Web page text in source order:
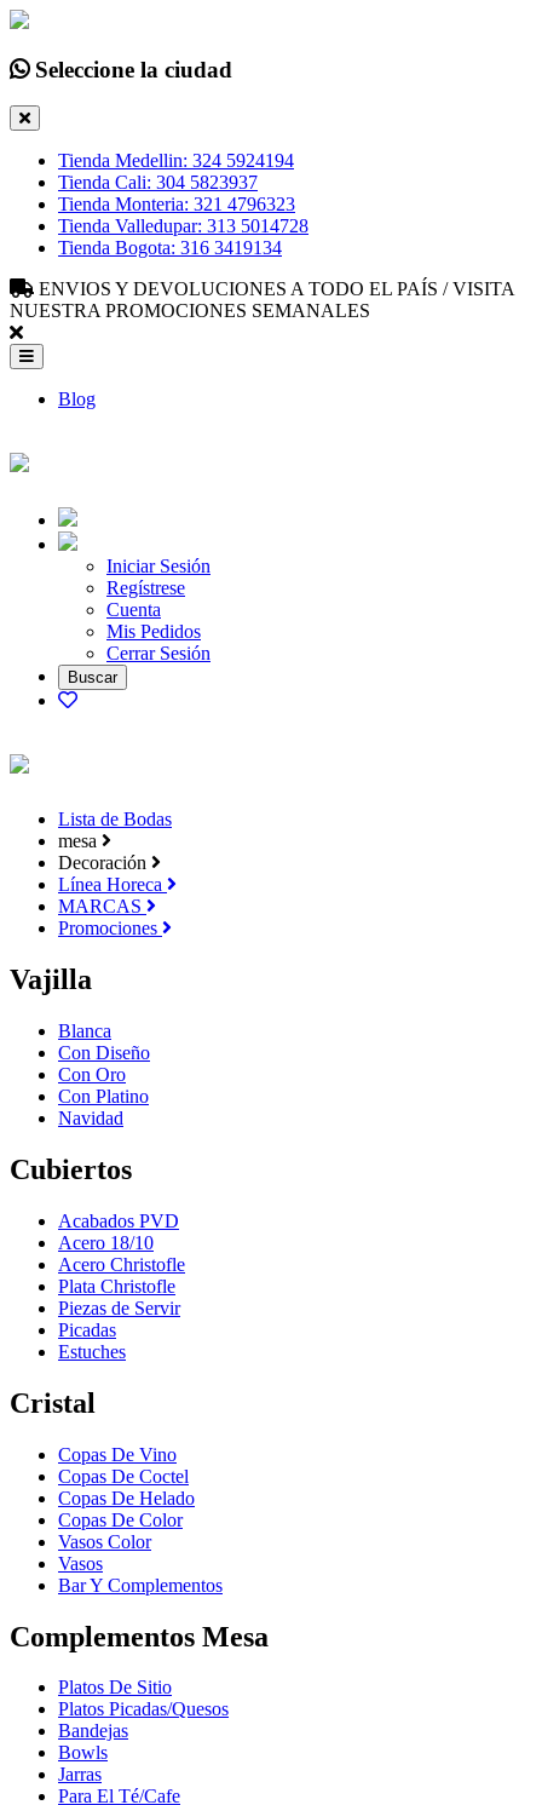
Seleccione la ciudad
Tienda Medellin: 324 5924194
Tienda Cali: 304 5823937
Tienda Monteria: 321 4796323
Tienda Valledupar: 313 5014728
Tienda Bogota: 316 3419134
ENVIOS Y DEVOLUCIONES A TODO EL PAÍS / VISITA
NUESTRA PROMOCIONES SEMANALES
Blog
Iniciar Sesión
Regístrese
Cuenta
Mis Pedidos
Cerrar Sesión
Lista de Bodas
mesa
Decoración
Línea Horeca
MARCAS
Promociones
Vajilla
Blanca
Con Diseño
Con Oro
Con Platino
Navidad
Cubiertos
Acabados PVD
Acero 18/10
Acero Christofle
Plata Christofle
Piezas de Servir
Picadas
Estuches
Cristal
Copas De Vino
Copas De Coctel
Copas De Helado
Copas De Color
Vasos Color
Vasos
Bar Y Complementos
Complementos Mesa
Platos De Sitio
Platos Picadas/Quesos
Bandejas
Bowls
Jarras
Para El Té/Cafe